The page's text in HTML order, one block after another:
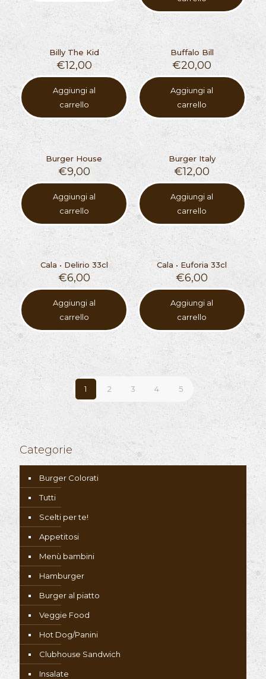
Billy The Kid
€12,00
Aggiungi al
carrello
Buffalo Bill
€20,00
Aggiungi al
carrello
Burger House
€9,00
Aggiungi al
carrello
Burger Italy
€12,00
Aggiungi al
carrello
Cala • Delirio 33cl
€6,00
Aggiungi al
carrello
Cala • Euforia 33cl
€6,00
Aggiungi al
carrello
1 2 3 4 5
Categorie
Burger Colorati
Tutti
Scelti per te!
Appetitosi
Menù bambini
Hamburger
Burger al piatto
Veggie Food
Hot Dog/Panini
Clubhouse Sandwich
Insalate